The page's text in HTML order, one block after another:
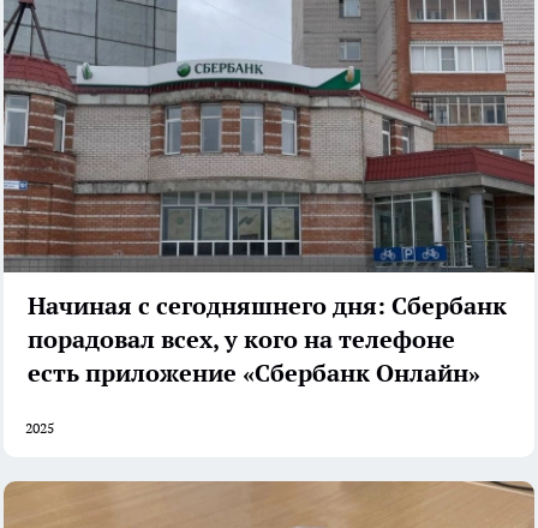
Начиная с сегодняшнего дня: Сбербанк
порадовал всех, у кого на телефоне
есть приложение «Сбербанк Онлайн»
2025